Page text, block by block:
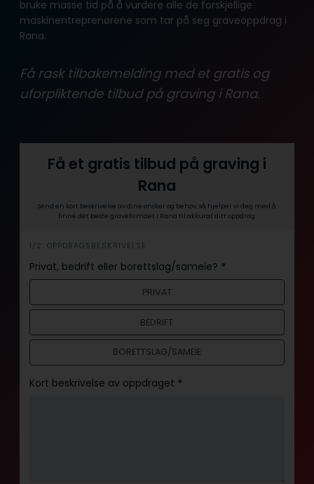
bruke masse tid på å vurdere alle de forskjellige
maskinentreprenørene som tar på seg graveoppdrag i
Rana.
Få rask tilbakemelding med et gratis og
uforpliktende tilbud på graving i Rana.
Få et gratis tilbud på graving i
Rana
Send en kort beskrivelse av dine ønsker og behov, så hjelper vi deg med å
finne det beste gravefirmaet i Rana til akkurat ditt oppdrag.
i
n
n
o
d
1/2: OPPDRAGSBESKRIVELSE
Privat, bedrift eller borettslag/sameie? *
PRIVAT
BEDRIFT
BORETTSLAG/SAMEIE
Kort beskrivelse av oppdraget *